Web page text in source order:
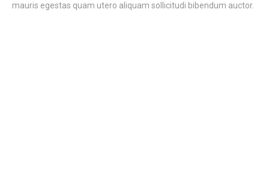
mauris egestas quam utero aliquam sollicitudi bibendum auctor.